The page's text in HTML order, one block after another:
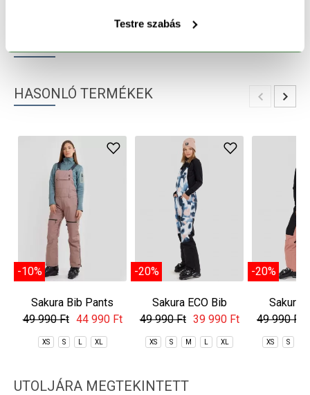
Testre szabás
HASONLÓ TERMÉKEK
-10%
Sakura Bib Pants
49 990 Ft 44 990 Ft
XS S XL
-20%
Sakura ECO Bib
Pants
49 990 Ft 39 990 Ft
XS S M XL
-20%
Sakura
49 990 Ft
XS S
UTOLJÁRA MEGTEKINTETT